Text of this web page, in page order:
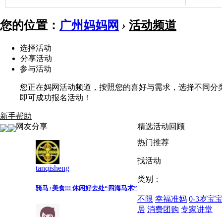
您的位置： 广州妈妈网 › 活动频道
选择活动
分享活动
参与活动
您正在妈网活动频道，按照您的喜好与需求，选择不同
即可成功报名活动！
新手帮助
网友分享
tanqisheng
骑马+美食!!! 休闲好去处“四海马术”
精选活动回顾
热门推荐
找活动
类别：
不限 幸福准妈 0-3岁宝
居 消费团购 专家讲堂